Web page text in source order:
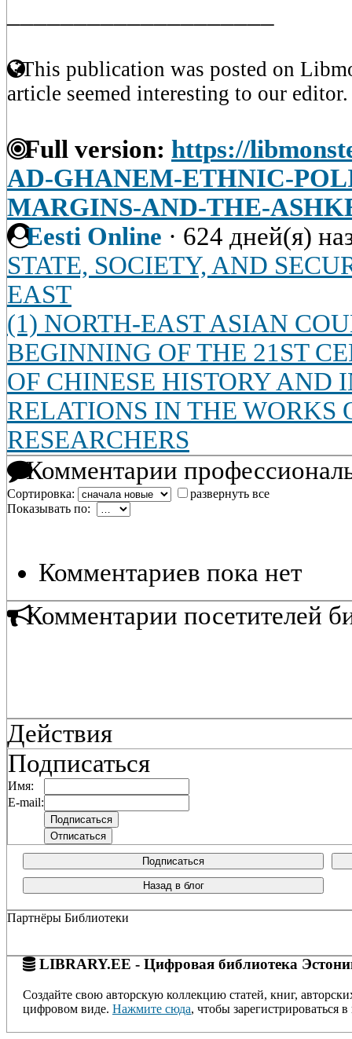
This publication was posted on
article seemed interesting to our editor.
Full version: https://
AD-GHANEM-ETHNIC-
MARGINS-AND-THE-
Eesti Online · 624 дней(я)
STATE, SOCIETY, AND
EAST
(1) NORTH-EAST ASIAN
BEGINNING OF THE 21ST
OF CHINESE HISTORY AND
RELATIONS IN THE WORKS
RESEARCHERS
Комментарии
Сортировка:
развернуть все
Показывать по:
Комментариев пока нет
Комментарии посетителей
Действия
Подписаться
Имя:
E-mail:
Подписаться
Назад в блог
Партнёры Библиотеки
LIBRARY.EE - Цифровая библиотека
Создайте свою авторскую коллекцию статей, книг,
цифровом виде. Нажмите сюда, чтобы зарегистрироваться в